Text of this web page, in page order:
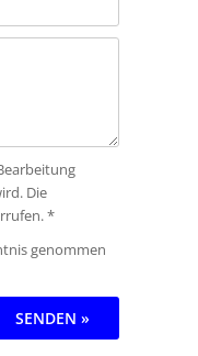
Die
*
genommen
SENDEN »